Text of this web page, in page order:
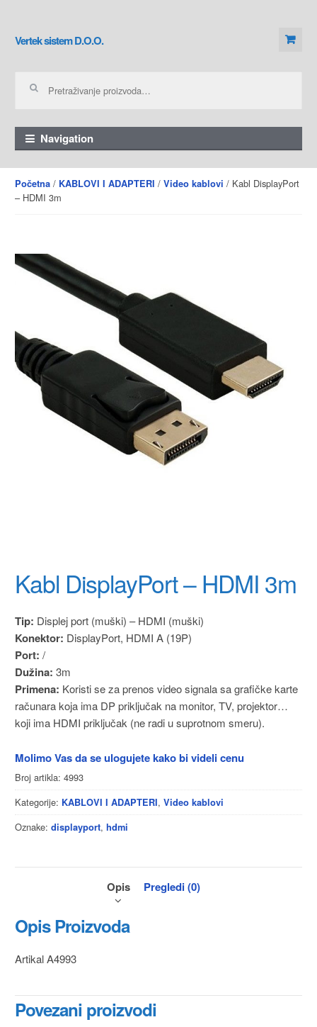
Skip to navigation
Skip to content
Vertek sistem D.O.O.
Navigation
Početna/ KABLOVI I ADAPTERI / Video kablovi / Kabl DisplayPort
– HDMI 3m
Kabl DisplayPort – HDMI 3m
Tip: Displej port (muški) – HDMI (muški)
Konektor: DisplayPort, HDMI A (19P)
Port: /
Dužina: 3m
Primena: Koristi se za prenos video signala sa grafičke karte
računara koja ima DP priključak na monitor, TV, projektor…
koji ima HDMI priključak (ne radi u suprotnom smeru).
Molimo Vas da se ulogujete kako bi videli cenu
Broj artikla: 4993
Kategorije: KABLOVI I ADAPTERI, Video kablovi
Oznake: displayport, hdmi
Opis Pregledi (0)
Opis Proizvoda
Artikal A4993
Povezani proizvodi